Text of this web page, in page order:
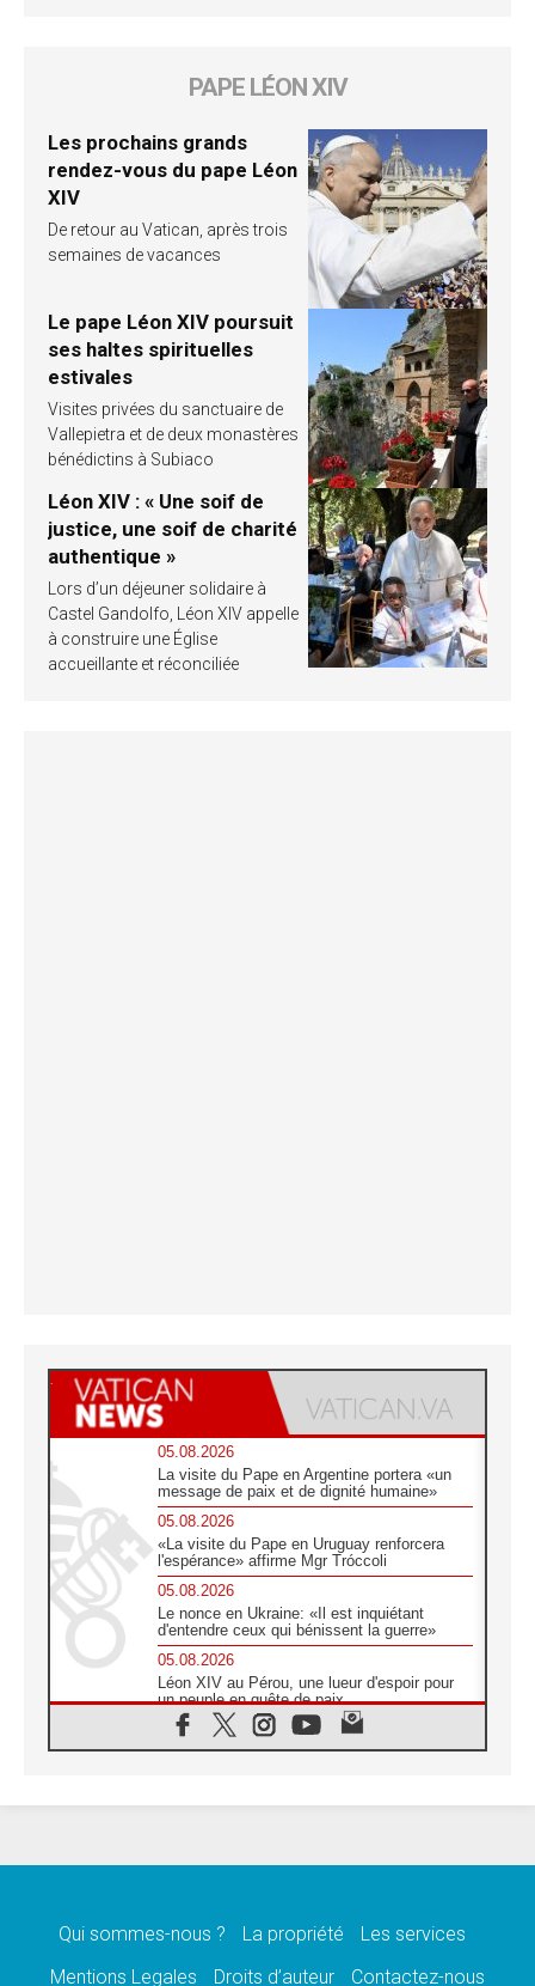
PAPE LÉON XIV
Les prochains grands
rendez-vous du pape Léon
XIV
De retour au Vatican, après trois
semaines de vacances
Le pape Léon XIV poursuit
ses haltes spirituelles
estivales
Visites privées du sanctuaire de
Vallepietra et de deux monastères
bénédictins à Subiaco
Léon XIV : « Une soif de
justice, une soif de charité
authentique »
Lors d’un déjeuner solidaire à
Castel Gandolfo, Léon XIV appelle
à construire une Église
accueillante et réconciliée
05.08.2026
La visite du Pape en Argentine portera «un
message de paix et de dignité humaine»
05.08.2026
«La visite du Pape en Uruguay renforcera
l'espérance» affirme Mgr Tróccoli
05.08.2026
Le nonce en Ukraine: «Il est inquiétant
d'entendre ceux qui bénissent la guerre»
05.08.2026
Léon XIV au Pérou, une lueur d'espoir pour
un peuple en quête de paix
05.08.2026
SCEAM: L'Église en Afrique vers
en Argentine et au Pérou
Audience générale: la prière est un acte
Qui sommes-nous ? La propriété
Les services
Mentions Legales
Droits d’auteur Contactez-nous